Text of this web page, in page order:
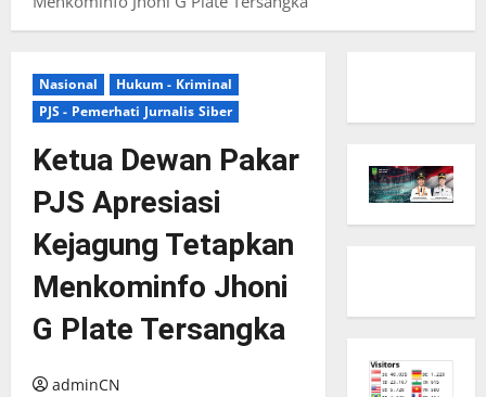
Nasional
Hukum - Kriminal
PJS - Pemerhati Jurnalis Siber
Ketua Dewan Pakar
PJS Apresiasi
Kejagung Tetapkan
Menkominfo Jhoni
G Plate Tersangka
adminCN